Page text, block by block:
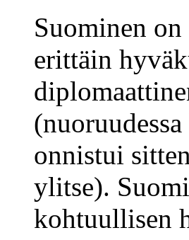
Suominen
erittäin
onnistui
ylitse).
kohtuullisen